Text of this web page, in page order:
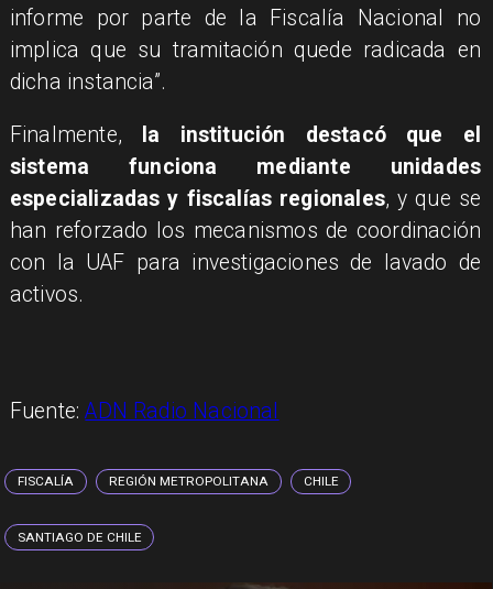
informe por parte de la Fiscalía Nacional no
implica que su tramitación quede radicada en
dicha instancia”.
Finalmente,
la institución destacó que el
sistema funciona mediante unidades
especializadas y fiscalías regionales, y que se
han reforzado los mecanismos de coordinación
con la UAF para investigaciones de lavado de
activos.
Fuente:ADN Radio Nacional
FISCALÍA REGIÓN METROPOLITANA CHILE
SANTIAGO DE CHILE